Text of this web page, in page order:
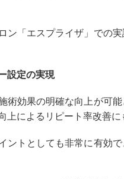
ン「エスプライザ」での
設定の実現
術効果の明確な向上が可
によるリピート率改善に
ントとしても非常に有効